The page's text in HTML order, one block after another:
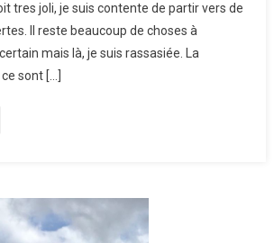
Zélande
tres joli, je suis contente de partir vers de
Il reste beaucoup de choses à
mais là, je suis rassasiée. La
sont […]